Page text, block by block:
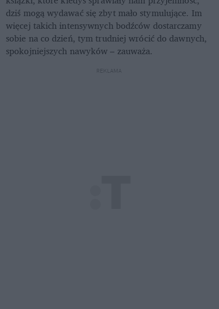
dziś mogą wydawać się zbyt mało stymulujące. Im
więcej takich intensywnych bodźców dostarczamy
sobie na co dzień, tym trudniej wrócić do dawnych,
spokojniejszych nawyków – zauważa.
REKLAMA